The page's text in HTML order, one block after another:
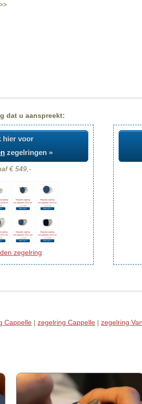
dat u aanspreekt:
hier voor
zegelringen »
€ 549,-
zegelring
Cappelle | zegelring Cappelle | zegelring